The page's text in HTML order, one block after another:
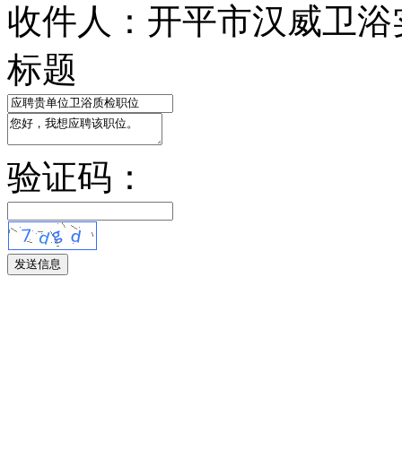
收件人：开平市汉威卫
标题
验证码：